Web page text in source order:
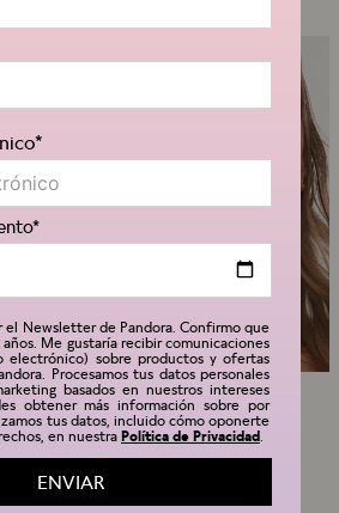
Para tu momento más
soñado
ESPECIAL PARA LAS NOVIAS Y
DAMAS
el Newsletter de Pandora. Confirmo que
años. Me gustaría recibir comunicaciones
electrónico) sobre productos y ofertas
Procesamos tus datos personales
basados en nuestros intereses
obtener más información sobre por
tus datos, incluido cómo oponerte
en nuestraPolítica de Privacidad.
ENVIAR